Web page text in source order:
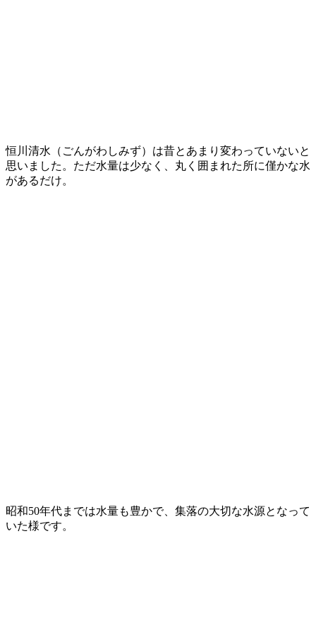
恒川清水（ごんがわしみず）は昔とあまり変わっていないと
思いました。ただ水量は少なく、丸く囲まれた所に僅かな水
があるだけ。
昭和50年代までは水量も豊かで、集落の大切な水源となって
いた様です。